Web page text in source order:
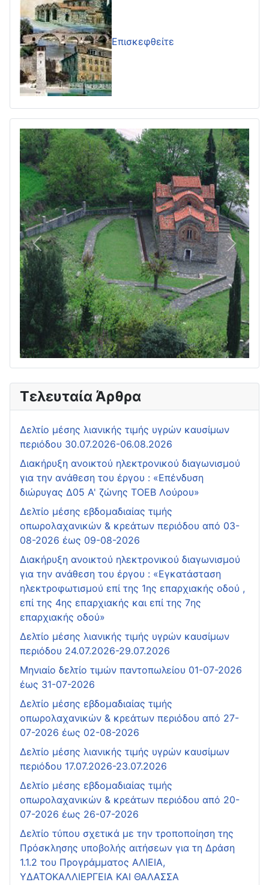
Επισκεφθείτε
Πίσω
Τελευταία Άρθρα
Δελτίο μέσης λιανικής τιμής υγρών καυσίμων
περιόδου 30.07.2026-06.08.2026
Διακήρυξη ανοικτού ηλεκτρονικού διαγωνισμού
για την ανάθεση του έργου : «Επένδυση
διώρυγας Δ05 Α' ζώνης ΤΟΕΒ Λούρου»
Δελτίο μέσης εβδομαδιαίας τιμής
οπωρολαχανικών & κρεάτων περιόδου από 03-
08-2026 έως 09-08-2026
Διακήρυξη ανοικτού ηλεκτρονικού διαγωνισμού
για την ανάθεση του έργου : «Εγκατάσταση
ηλεκτροφωτισμού επί της 1ης επαρχιακής οδού ,
επί της 4ης επαρχιακής και επί της 7ης
επαρχιακής οδού»
Δελτίο μέσης λιανικής τιμής υγρών καυσίμων
περιόδου 24.07.2026-29.07.2026
Μηνιαίο δελτίο τιμών παντοπωλείου 01-07-2026
έως 31-07-2026
Δελτίο μέσης εβδομαδιαίας τιμής
οπωρολαχανικών & κρεάτων περιόδου από 27-
07-2026 έως 02-08-2026
Δελτίο μέσης λιανικής τιμής υγρών καυσίμων
περιόδου 17.07.2026-23.07.2026
Δελτίο μέσης εβδομαδιαίας τιμής
οπωρολαχανικών & κρεάτων περιόδου από 20-
07-2026 έως 26-07-2026
Δελτίο τύπου σχετικά με την τροποποίηση της
Πρόσκλησης υποβολής αιτήσεων για τη Δράση
1.1.2 του Προγράμματος ΑΛΙΕΙΑ,
ΥΔΑΤΟΚΑΛΛΙΕΡΓΕΙΑ ΚΑΙ ΘΑΛΑΣΣΑ